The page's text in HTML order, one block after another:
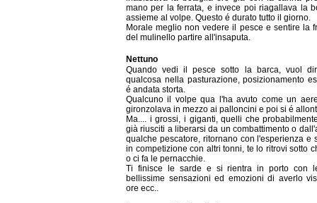
mano per la ferrata, e invece poi riagallava la
assieme al volpe. Questo é durato tutto il giorno.
Morale meglio non vedere il pesce e sentire la
del mulinello partire all'insaputa.
Nettuno
Quando vedi il pesce sotto la barca, vuol
qualcosa nella pasturazione, posizionamento
é andata storta.
Qualcuno il volpe qua l'ha avuto come un
gironzolava in mezzo ai palloncini e poi si é
Ma.... i grossi, i giganti, quelli che
già riusciti a liberarsi da un combattimento o
qualche pescatore, ritornano con l'esperienza e
in competizione con altri tonni, te lo ritrovi sotto
o ci fa le pernacchie.
Ti finisce le sarde e si rientra in porto con
bellissime sensazioni ed emozioni di averlo
ore ecc..